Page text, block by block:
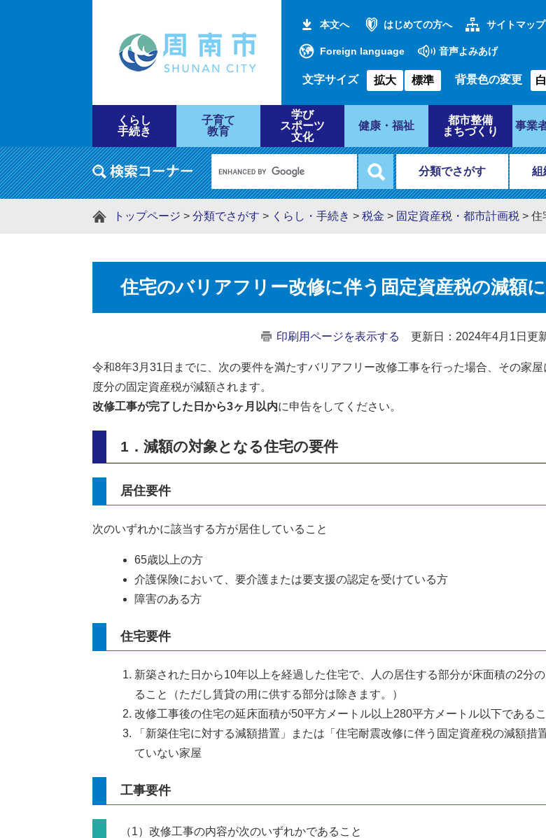
本文へ はじめての方へ サイトマップ
Foreign language 音声よみあげ
文字サイズ 拡大 標準 背景色の変更 白
くらし
手続き
子育て
教育
学び
スポーツ
文化
健康・福祉
都市整備
まちづくり
事業
分類でさがす 組
トップページ > 分類でさがす > くらし・手続き > 税金 > 固定資産税・都市計画税 > 住
住宅のバリアフリー改修に伴う固定資産税の減額
印刷用ページを表示する 更新日：2024年4月1日更
令和8年3月31日までに、次の要件を満たすバリアフリー改修工事を行った場合、その家
度分の固定資産税が減額されます。
改修工事が完了した日から3ヶ月以内に申告をしてください。
1．減額の対象となる住宅の要件
居住要件
次のいずれかに該当する方が居住していること
65歳以上の方
介護保険において、要介護または要支援の認定を受けている方
障害のある方
住宅要件
新築された日から10年以上を経過した住宅で、人の居住する部分が床面積の2分
ること（ただし賃貸の用に供する部分は除きます。）
改修工事後の住宅の延床面積が50平方メートル以上280平方メートル以下である
「新築住宅に対する減額措置」または「住宅耐震改修に伴う固定資産税の減額措
ていない家屋
工事要件
（1）改修工事の内容が次のいずれかであること